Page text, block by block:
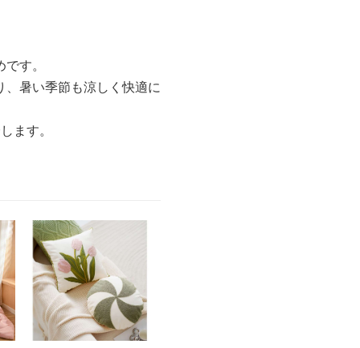
す。
暑い季節も涼しく快適に
ます。